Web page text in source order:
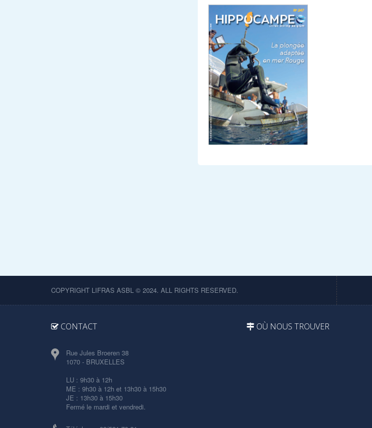
COPYRIGHT LIFRAS ASBL © 2024. ALL RIGHTS RESERVED.
CONTACT
Rue Jules Broeren 38
1070 - BRUXELLES
LU : 9h30 à 12h
ME : 9h30 à 12h et 13h30 à 15h30
JE : 13h30 à 15h30
Fermé le mardi et vendredi.
OÙ NOUS TROUVER